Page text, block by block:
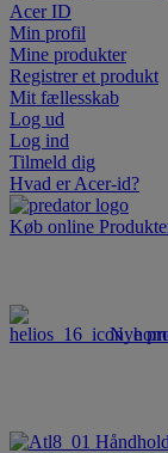
Acer ID
Min profil
Mine produkter
Registrer et produkt
Mit fællesskab
Log ud
Log ind
Tilmeld dig
Hvad er Acer-id?
Køb online
Nye